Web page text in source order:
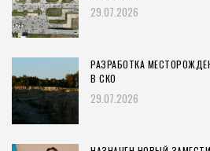
29.07.2026
РАЗРАБОТКА
В СКО
29.07.2026